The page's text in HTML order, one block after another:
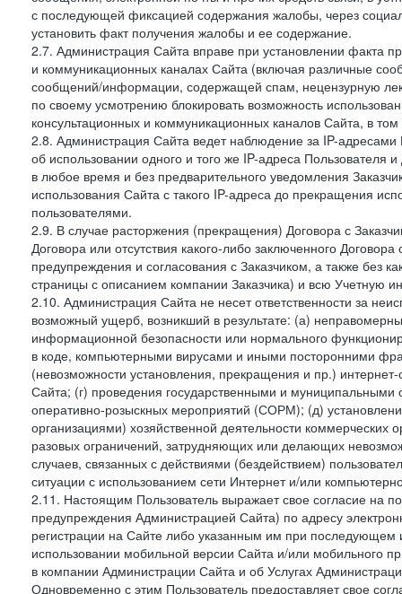
с последующей фиксацией содержания жалобы, через
установить факт получения жалобы и ее содержание.
2.7. Администрация Сайта вправе при установлении факта
и коммуникационных каналах Сайта (включая различные
сообщений/информации, содержащей спам, нецензурную
по своему усмотрению блокировать возможность
консультационных и коммуникационных каналов Сайта, в
2.8. Администрация Сайта ведет наблюдение за IP-
об использовании одного и того же IP-адреса Пользователя
в любое время и без предварительного уведомления
использования Сайта с такого IP-адреса до прекращения
пользователями.
2.9. В случае расторжения (прекращения) Договора с
Договора или отсутствия какого-либо заключенного
предупреждения и согласования с Заказчиком, а также без
страницы с описанием компании Заказчика) и всю Учетную
2.10. Администрация Сайта не несет ответственности за
возможный ущерб, возникший в результате: (а)
информационной безопасности или нормального
в коде, компьютерными вирусами и иными посторонними
(невозможности установления, прекращения и пр.)
Сайта; (г) проведения государственными и
оперативно-розыскных мероприятий (СОРМ); (д)
организациями) хозяйственной деятельности коммерческих
разовых ограничений, затрудняющих или делающих
случаев, связанных с действиями (бездействием)
ситуации с использованием сети Интернет и/или
2.11. Настоящим Пользователь выражает свое согласие на
предупреждения Администрацией Сайта) по адресу
регистрации на Сайте либо указанным им при
использовании мобильной версии Сайта и/или мобильного
в компании Администрации Сайта и об Услугах
Одновременно с этим Пользователь предоставляет свое